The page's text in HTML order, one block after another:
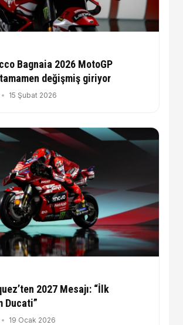
Bagnaia 2026 MotoGP
değişmiş giriyor
15 Şubat 2026
2027 Mesajı: “İlk
Ducati”
19 Ocak 2026